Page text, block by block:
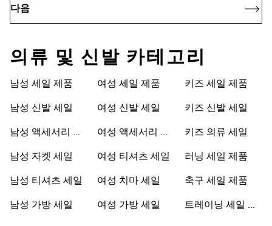
다음
의류 및 신발 카테고리
남성 세일 제품
남성 신발 세일
남성 액세서리 세
남성 자켓 세일
남성 티셔츠 세일
남성 가방 세일
여성 세일 제품
여성 신발 세일
여성 액세서리 세
여성 티셔츠 세일
여성 치마 세일
여성 가방 세일
키즈 세일 제품
키즈 신발 세일
키즈 의류 세일
러닝 세일 제품
축구 세일 제품
트레이닝 세일 제